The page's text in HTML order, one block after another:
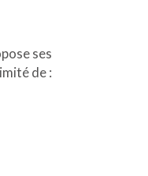
ses
de :